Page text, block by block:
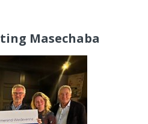
Masechaba